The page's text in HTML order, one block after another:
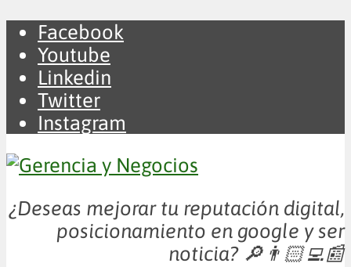
Facebook
Youtube
Linkedin
Twitter
Instagram
¿Deseas mejorar tu reputación digital,
posicionamiento en google y ser
noticia? 🔎👨🏻‍💻📰